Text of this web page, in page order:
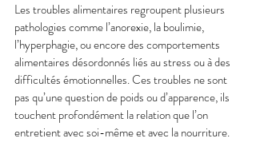
Les troubles alimentaires regroupent plusieurs
pathologies comme l’anorexie, la boulimie,
l’hyperphagie, ou encore des comportements
alimentaires désordonnés liés au stress ou à des
difficultés émotionnelles. Ces troubles ne sont
pas qu’une question de poids ou d’apparence, ils
touchent profondément la relation que l’on
entretient avec soi-même et avec la nourriture.